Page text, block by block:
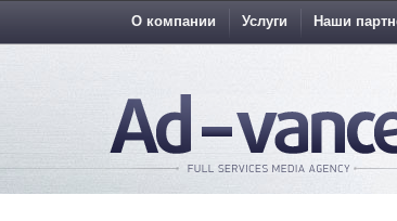
О компании Услуги Наши